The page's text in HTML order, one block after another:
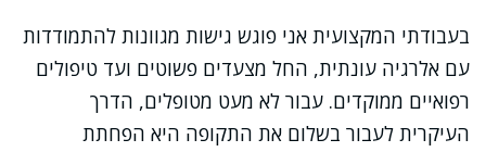
בעבודתי המקצועית אני פוגש גישות מגוונות להתמודדות
עם אלרגיה עונתית, החל מצעדים פשוטים ועד טיפולים
רפואיים ממוקדים. עבור לא מעט מטופלים, הדרך
העיקרית לעבור בשלום את התקופה היא הפחתת